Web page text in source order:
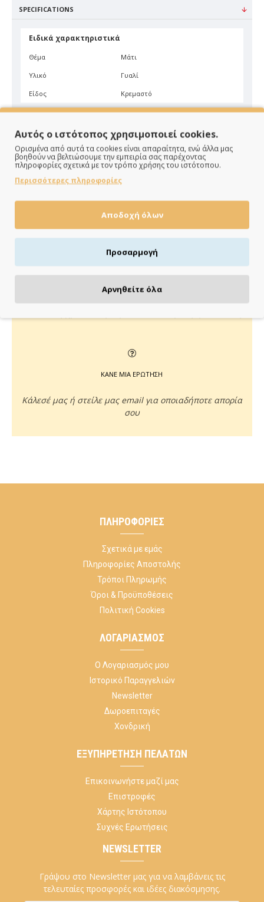
SPECIFICATIONS
Ειδικά χαρακτηριστικά
Θέμα Μάτι
Υλικό Γυαλί
Είδος Κρεμαστό
ΠΑΡΑΔΙΔΟΥΜΕ ΓΡΗΓΟΡΑ
Άμεση αποστολή της παραγγελίας σου σε 1 - 2 εργάσιμες
ΠΛΗΡΩΝΕΙΣ ΟΠΩΣ ΘΕΣ
ΚΑΝΕ ΜΙΑ ΕΡΩΤΗΣΗ
Κάλεσέ μας ή στείλε μας email για οποιαδήποτε απορία
σου
ΠΛΗΡΟΦΟΡΊΕΣ
Σχετικά με εμάς
Πληροφορίες Αποστολής
Τρόποι Πληρωμής
Όροι & Προϋποθέσεις
Πολιτική Cookies
ΛΟΓΑΡΙΑΣΜΌΣ
Ο Λογαριασμός μου
Ιστορικό Παραγγελιών
Newsletter
Δωροεπιταγές
Χονδρική
ΕΞΥΠΗΡΈΤΗΣΗ ΠΕΛΑΤΏΝ
Επικοινωνήστε μαζί μας
Επιστροφές
Χάρτης Ιστότοπου
Συχνές Ερωτήσεις
NEWSLETTER
Γράψου στο Newsletter μας για να λαμβάνεις τις
τελευταίες προσφορές και ιδέες διακόσμησης.
Αυτός ο ιστότοπος χρησιμοποιεί cookies.
Ορισμένα από αυτά τα cookies είναι απαραίτητα, ενώ άλλα μας
βοηθούν να βελτιώσουμε την εμπειρία σας παρέχοντας
πληροφορίες σχετικά με τον τρόπο χρήσης του ιστότοπου.
Περισσότερες πληροφορίες
Αποδοχή όλων
Προσαρμογή
Αρνηθείτε όλα